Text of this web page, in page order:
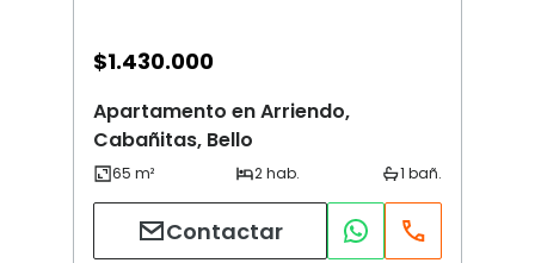
$1.430.000
Apartamento en Arriendo,
Cabañitas, Bello
Contactar